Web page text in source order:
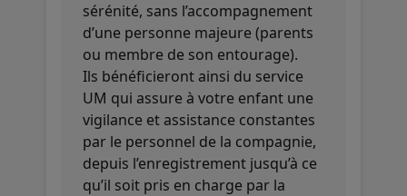
sérénité, sans l’accompagnement
d’une personne majeure (parents
ou membre de son entourage).
Ils bénéficieront ainsi du service
UM qui assure à votre enfant une
vigilance et assistance constantes
par le personnel de la compagnie,
depuis l’enregistrement jusqu’à ce
qu’il soit pris en charge par la